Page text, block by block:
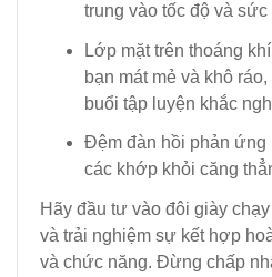
trung vào tốc độ và sức
Lớp mặt trên thoáng
bạn mát mẻ và khô
buổi tập luyện khắc
Đệm đàn hồi phản ứng
các khớp khỏi căng
Hãy đầu tư vào đôi giày
và trải nghiệm sự kết hợp
và chức năng. Đừng chấp